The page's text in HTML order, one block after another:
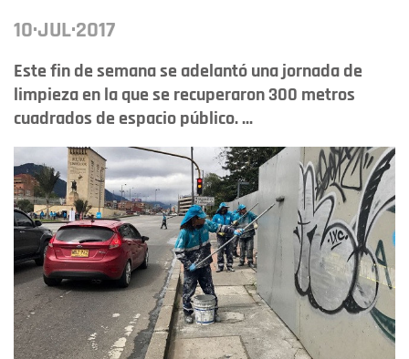
10·JUL·2017
Este fin de semana se adelantó una jornada de
limpieza en la que se recuperaron 300 metros
cuadrados de espacio público. ...